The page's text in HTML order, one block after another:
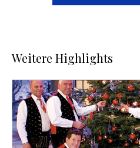
Weitere Highlights